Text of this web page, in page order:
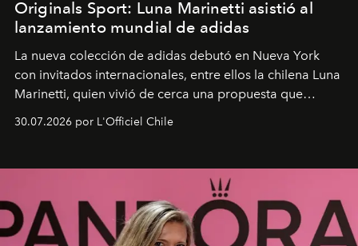
Originals Sport: Luna Marinetti asistió al
lanzamiento mundial de adidas
La nueva colección de adidas debutó en Nueva York
con invitados internacionales, entre ellos la chilena Luna
Marinetti, quien vivió de cerca una propuesta que
fusiona moda y rendimiento.
30.07.2026 por L'Officiel Chile